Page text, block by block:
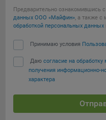
соответствующие
Firefox
Chrome
Safari
Opera
Microsoft Edge
Предварительно ознакомившись с
данных ООО «Майфин», а также с
обработкой персональных данных
Принимаю условия
Даю согласие на
получения информационно-
характера